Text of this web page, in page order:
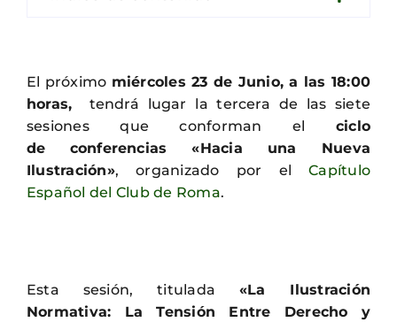
El próximo miércoles 23 de Junio, a las 18:00
horas, tendrá lugar la tercera de las siete
sesiones que conforman el ciclo
de
conferencias «Hacia una Nueva
Ilustración», organizado por elCapítulo
Español del Club de Roma.
Esta sesión, titulada «La Ilustración
Normativa: La Tensión Entre Derecho y